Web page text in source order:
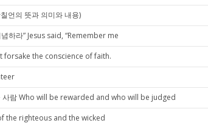
언의 뜻과 의미와 내용)
하라” Jesus said, “Remember me
forsake the conscience of faith.
사람 Who will be rewarded and who will be judged
the righteous and the wicked